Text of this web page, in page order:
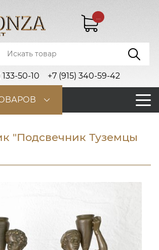
133-50-10 +7 (915) 340-59-42
...
"Подсвечник Туземцы